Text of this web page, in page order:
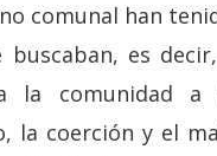
comunal han
es
la comunidad a
la coerción y el